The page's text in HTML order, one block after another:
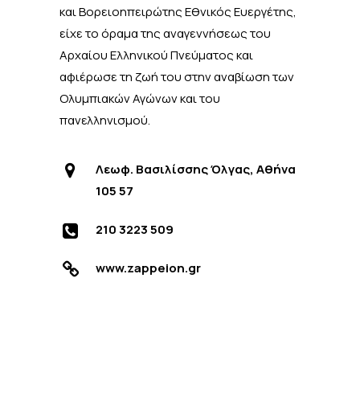
και Βορειοηπειρώτης Εθνικός Ευεργέτης,
είχε το όραμα της αναγεννήσεως του
Αρχαίου Ελληνικού Πνεύματος και
αφιέρωσε τη ζωή του στην αναβίωση των
Ολυμπιακών Αγώνων και του
πανελληνισμού.
Λεωφ. Βασιλίσσης Όλγας, Αθήνα
105 57
210 3223 509
www.zappeion.gr